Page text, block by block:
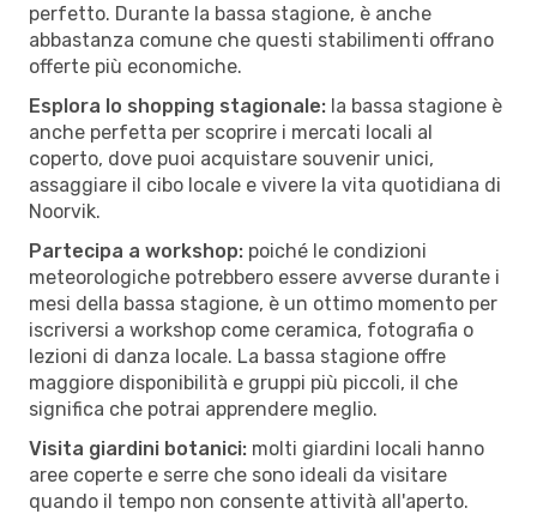
perfetto. Durante la bassa stagione, è anche
abbastanza comune che questi stabilimenti offrano
offerte più economiche.
Esplora lo shopping stagionale: la bassa stagione è
anche perfetta per scoprire i mercati locali al
coperto, dove puoi acquistare souvenir unici,
assaggiare il cibo locale e vivere la vita quotidiana di
Noorvik.
Partecipa a workshop: poiché le condizioni
meteorologiche potrebbero essere avverse durante i
mesi della bassa stagione, è un ottimo momento per
iscriversi a workshop come ceramica, fotografia o
lezioni di danza locale. La bassa stagione offre
maggiore disponibilità e gruppi più piccoli, il che
significa che potrai apprendere meglio.
Visita giardini botanici: molti giardini locali hanno
aree coperte e serre che sono ideali da visitare
quando il tempo non consente attività all'aperto.